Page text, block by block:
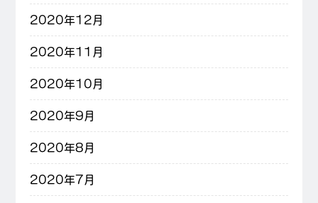
2020年12月
2020年11月
2020年10月
2020年9月
2020年8月
2020年7月